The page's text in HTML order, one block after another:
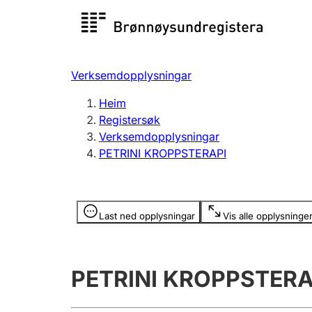
Registersøk
Registrere, endre, slette
Verksemdopplysningar
Heim
Registersøk
Verksemdopplysningar
PETRINI KROPPSTERAPI
Last ned opplysningar Vis alle opplysninger
Opplysninger er skjult
PETRINI